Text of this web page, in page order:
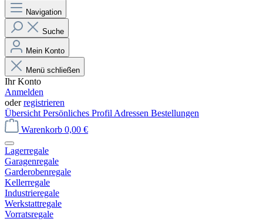
Navigation
Suche
Mein Konto
Menü schließen
Ihr Konto
Anmelden
oderregistrieren
Übersicht Persönliches Profil Adressen Bestellungen
Warenkorb 0,00 €
Lagerregale
Garagenregale
Garderobenregale
Kellerregale
Industrieregale
Werkstattregale
Vorratsregale